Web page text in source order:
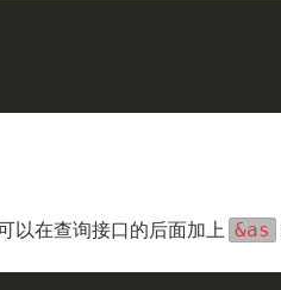
以在查询接口的后面加上 &as